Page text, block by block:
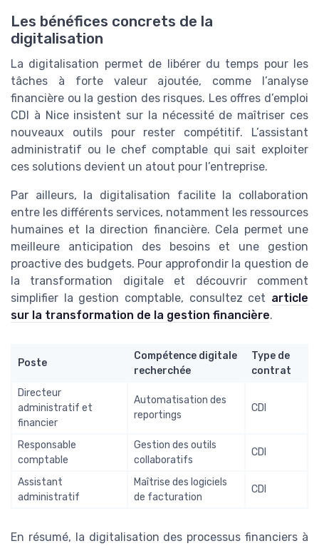
Les bénéfices concrets de la
digitalisation
La digitalisation permet de libérer du temps pour les
tâches à forte valeur ajoutée, comme l’analyse
financière ou la gestion des risques. Les offres d’emploi
CDI à Nice insistent sur la nécessité de maîtriser ces
nouveaux outils pour rester compétitif. L’assistant
administratif ou le chef comptable qui sait exploiter
ces solutions devient un atout pour l’entreprise.
Par ailleurs, la digitalisation facilite la collaboration
entre les différents services, notamment les ressources
humaines et la direction financière. Cela permet une
meilleure anticipation des besoins et une gestion
proactive des budgets. Pour approfondir la question de
la transformation digitale et découvrir comment
simplifier la gestion comptable, consultez cet article
sur la transformation de la gestion financière.
Poste
Compétence digitale
recherchée
Type de
contrat
Directeur
administratif et
financier
Automatisation des
reportings
CDI
Responsable
comptable
Gestion des outils
collaboratifs
CDI
Assistant
administratif
Maîtrise des logiciels
de facturation
CDI
En résumé, la digitalisation des processus financiers à